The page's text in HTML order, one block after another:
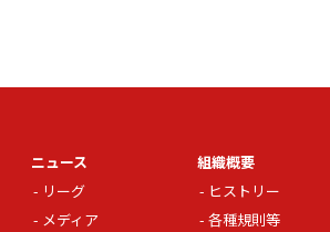
ニュース
リーグ
メディア
組織概要
ヒストリー
各種規則等